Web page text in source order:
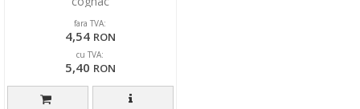
fara TVA:
4,54 RON
cu TVA:
5,40 RON